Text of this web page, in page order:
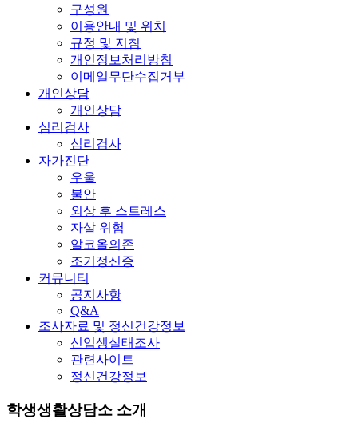
구성원
이용안내 및 위치
규정 및 지침
개인정보처리방침
이메일무단수집거부
개인상담
개인상담
심리검사
심리검사
자가진단
우울
불안
외상 후 스트레스
자살 위험
알코올의존
조기정신증
커뮤니티
공지사항
Q&A
조사자료 및 정신건강정보
신입생실태조사
관련사이트
정신건강정보
학생생활상담소 소개